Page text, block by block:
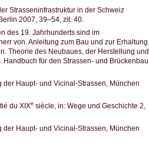
Strasseninfrastruktur in der Schweiz
2007, 39–54, zit. 40.
des 19. Jahrhunderts sind im
von. Anleitung zum Bau und zur Erhaltung
Theorie des Neubaues, der Herstellung und
für den Strassen- und Brückenbau,
Haupt- und Vicinal-Strassen, München
du XIXesiècle, in: Wege und Geschichte 2,
Haupt- und Vicinal-Strassen, München